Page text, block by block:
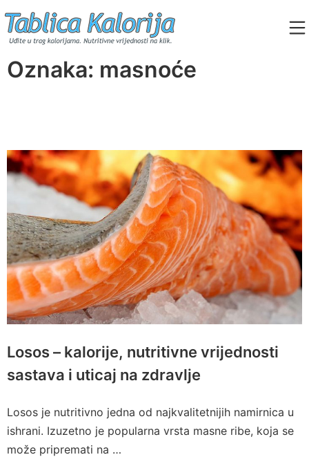
to
content
Tablica Kalorija
Oznaka: masnoće
Losos – kalorije, nutritivne vrijednosti
sastava i uticaj na zdravlje
Losos je nutritivno jedna od najkvalitetnijih namirnica u
ishrani. Izuzetno je popularna vrsta masne ribe, koja se
može pripremati na …